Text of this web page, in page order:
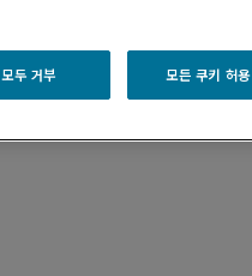
18K 핑크 골드 미디엄 모델
모두 거부 모든 쿠키 허용